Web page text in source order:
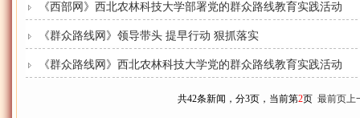
《西部网》西北农林科技大学部署党的群众路线教育实践活动
《群众路线网》领导带头 提早行动 狠抓落实
《群众路线网》西北农林科技大学党的群众路线教育实践活动
共42条新闻，分3页，当前第2页 最前页上